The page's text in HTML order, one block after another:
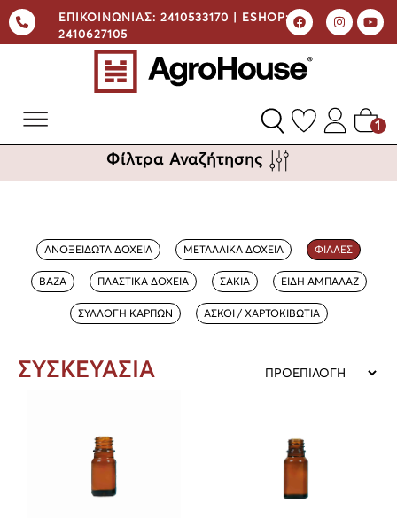
ΕΠΙΚΟΙΝΩΝΙΑΣ: 2410533170 | ESHOP:
2410627105
1
Φίλτρα Αναζήτησης
ΑΝΟΞΕΙΔΩΤΑ ΔΟΧΕΙΑ ΜΕΤΑΛΛΙΚΑ ΔΟΧΕΙΑ ΦΙΑΛΕΣ
ΒΑΖΑ ΠΛΑΣΤΙΚΑ ΔΟΧΕΙΑ ΣΑΚΙΑ ΕΙΔΗ ΑΜΠΑΛΑΖ
ΣΥΛΛΟΓΗ ΚΑΡΠΩΝ ΑΣΚΟΙ / ΧΑΡΤΟΚΙΒΩΤΙΑ
ΣΥΣΚΕΥΑΣΙΑ